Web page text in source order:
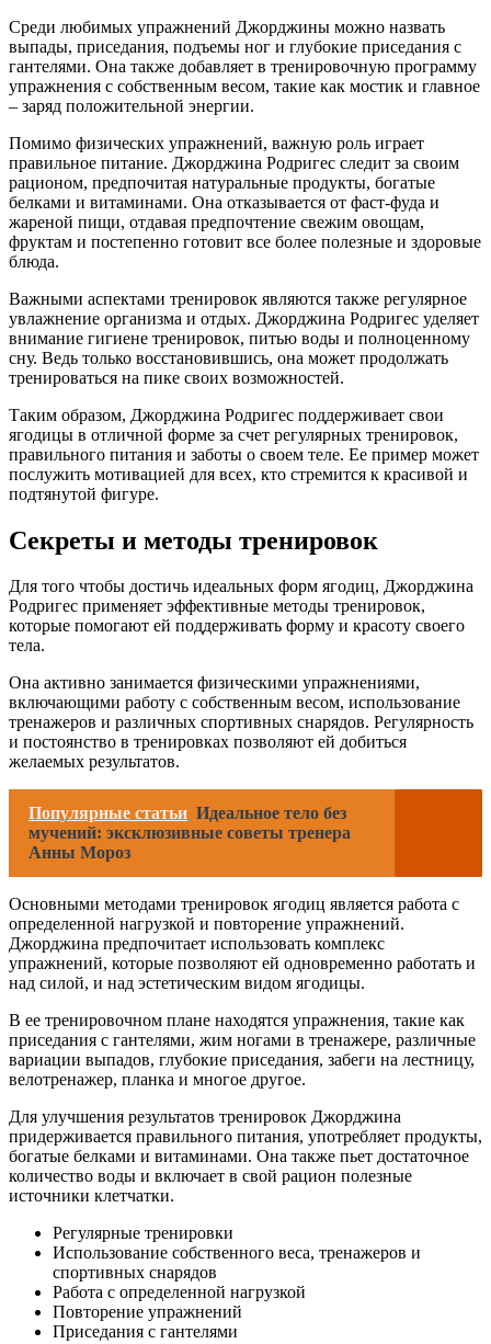
Среди любимых упражнений Джорджины можно назвать
выпады, приседания, подъемы ног и глубокие приседания с
гантелями. Она также добавляет в тренировочную программу
упражнения с собственным весом, такие как мостик и главное
– заряд положительной энергии.
Помимо физических упражнений, важную роль играет
правильное питание. Джорджина Родригес следит за своим
рационом, предпочитая натуральные продукты, богатые
белками и витаминами. Она отказывается от фаст-фуда и
жареной пищи, отдавая предпочтение свежим овощам,
фруктам и постепенно готовит все более полезные и здоровые
блюда.
Важными аспектами тренировок являются также регулярное
увлажнение организма и отдых. Джорджина Родригес уделяет
внимание гигиене тренировок, питью воды и полноценному
сну. Ведь только восстановившись, она может продолжать
тренироваться на пике своих возможностей.
Таким образом, Джорджина Родригес поддерживает свои
ягодицы в отличной форме за счет регулярных тренировок,
правильного питания и заботы о своем теле. Ее пример может
послужить мотивацией для всех, кто стремится к красивой и
подтянутой фигуре.
Секреты и методы тренировок
Для того чтобы достичь идеальных форм ягодиц, Джорджина
Родригес применяет эффективные методы тренировок,
которые помогают ей поддерживать форму и красоту своего
тела.
Она активно занимается физическими упражнениями,
включающими работу с собственным весом, использование
тренажеров и различных спортивных снарядов. Регулярность
и постоянство в тренировках позволяют ей добиться
желаемых результатов.
Популярные статьи Идеальное тело без
мучений: эксклюзивные советы тренера
Анны Мороз
Основными методами тренировок ягодиц является работа с
определенной нагрузкой и повторение упражнений.
Джорджина предпочитает использовать комплекс
упражнений, которые позволяют ей одновременно работать и
над силой, и над эстетическим видом ягодицы.
В ее тренировочном плане находятся упражнения, такие как
приседания с гантелями, жим ногами в тренажере, различные
вариации выпадов, глубокие приседания, забеги на лестницу,
велотренажер, планка и многое другое.
Для улучшения результатов тренировок Джорджина
придерживается правильного питания, употребляет продукты,
богатые белками и витаминами. Она также пьет достаточное
количество воды и включает в свой рацион полезные
источники клетчатки.
Регулярные тренировки
Использование собственного веса, тренажеров и
спортивных снарядов
Работа с определенной нагрузкой
Повторение упражнений
Приседания с гантелями